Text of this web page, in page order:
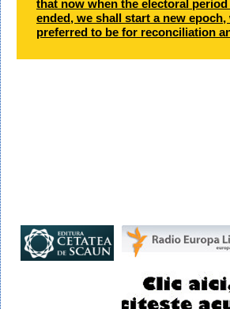
that now when the electoral period
ended, we shall start a new epoch,
preferred to be for reconciliation